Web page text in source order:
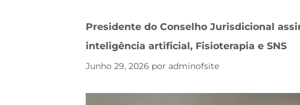
Presidente do Conselho Jurisdicional
inteligência artificial, Fisioterapia e SNS
Junho 29, 2026 por adminofsite